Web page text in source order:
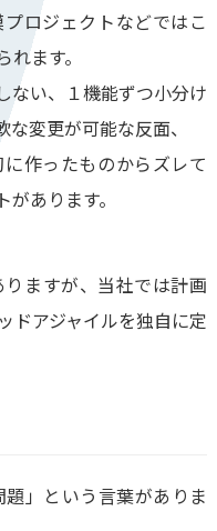
ロジェクトなどではこ
ます。
い、１機能ずつ小分け
変更が可能な反面、
作ったものからズレて
あります。
ますが、当社では計画
ドアジャイルを独自に定
」という言葉がありま